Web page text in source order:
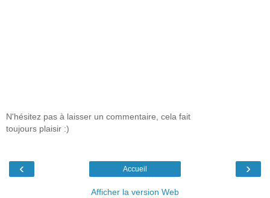
N'hésitez pas à laisser un commentaire, cela fait
toujours plaisir :)
‹ ›
Accueil
Afficher la version Web